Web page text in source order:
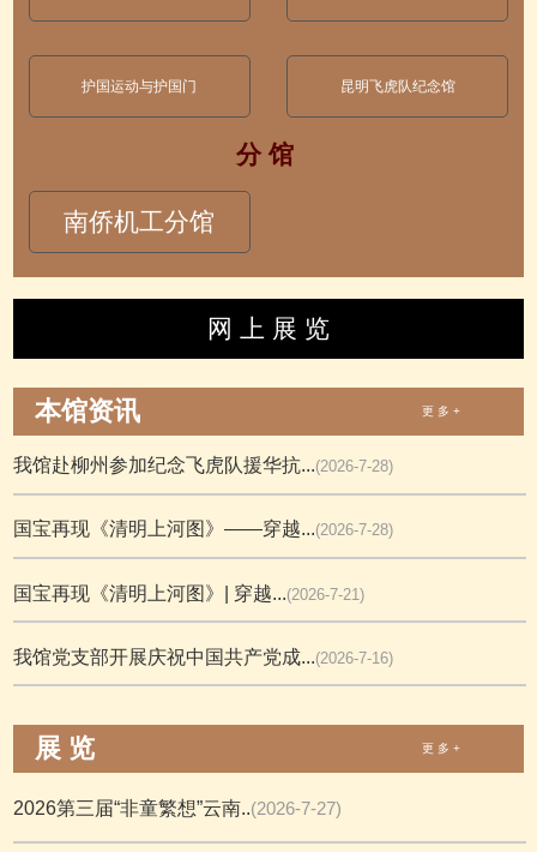
护国运动与护国门 昆明飞虎队纪念馆
分 馆
南侨机工分馆
网 上 展 览
本馆资讯 更 多 +
我馆赴柳州参加纪念飞虎队援华抗...(2026-7-28)
国宝再现《清明上河图》——穿越...(2026-7-28)
国宝再现《清明上河图》| 穿越...(2026-7-21)
我馆党支部开展庆祝中国共产党成...(2026-7-16)
展 览 更 多 +
2026第三届“非童繁想”云南..(2026-7-27)